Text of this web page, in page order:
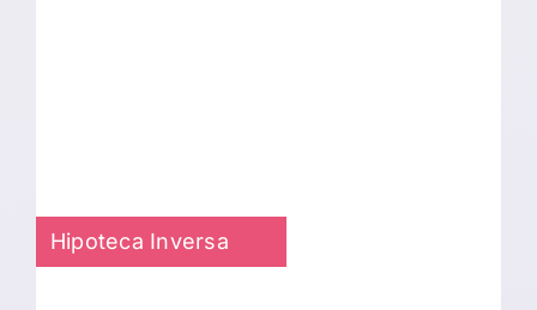
Hipoteca Inversa